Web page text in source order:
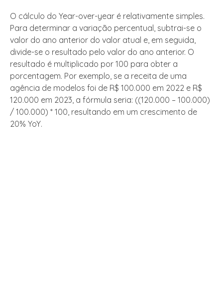
O cálculo do Year-over-year é relativamente simples.
Para determinar a variação percentual, subtrai-se o
valor do ano anterior do valor atual e, em seguida,
divide-se o resultado pelo valor do ano anterior. O
resultado é multiplicado por 100 para obter a
porcentagem. Por exemplo, se a receita de uma
agência de modelos foi de R$ 100.000 em 2022 e R$
120.000 em 2023, a fórmula seria: ((120.000 – 100.000)
/ 100.000) * 100, resultando em um crescimento de
20% YoY.